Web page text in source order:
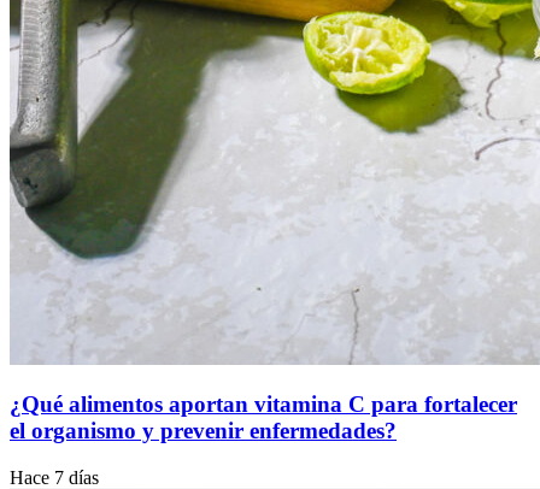
¿Qué alimentos aportan vitamina C para fortalecer
el organismo y prevenir enfermedades?
Hace 7 días